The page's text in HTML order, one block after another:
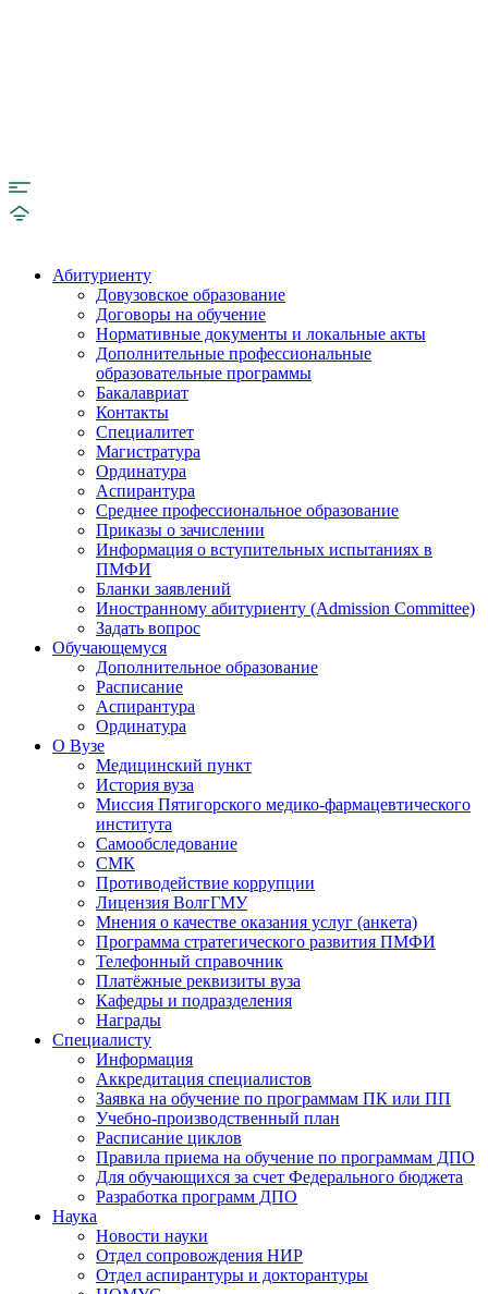
Абитуриенту
Довузовское образование
Договоры на обучение
Нормативные документы и локальные акты
Дополнительные профессиональные
образовательные программы
Бакалавриат
Контакты
Специалитет
Магистратура
Ординатура
Аспирантура
Среднее профессиональное образование
Приказы о зачислении
Информация о вступительных испытаниях в
ПМФИ
Бланки заявлений
Иностранному абитуриенту (Admission Committee)
Задать вопрос
Обучающемуся
Дополнительное образование
Расписание
Аспирантура
Ординатура
О Вузе
Медицинский пункт
История вуза
Миссия Пятигорского медико-фармацевтического
института
Самообследование
СМК
Противодействие коррупции
Лицензия ВолгГМУ
Мнения о качестве оказания услуг (анкета)
Программа стратегического развития ПМФИ
Телефонный справочник
Платёжные реквизиты вуза
Кафедры и подразделения
Награды
Специалисту
Информация
Аккредитация специалистов
Заявка на обучение по программам ПК или ПП
Учебно-производственный план
Расписание циклов
Правила приема на обучение по программам ДПО
Для обучающихся за счет Федерального бюджета
Разработка программ ДПО
Наука
Новости науки
Отдел сопровождения НИР
Отдел аспирантуры и докторантуры